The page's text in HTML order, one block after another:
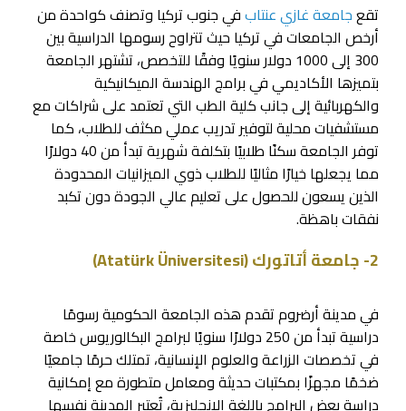
تقعجامعة غازي عنتابفي جنوب تركيا وتصنف كواحدة من
أرخص الجامعات في تركيا حيث تتراوح رسومها الدراسية بين
300 إلى 1000 دولار سنويًا وفقًا للتخصص، تشتهر الجامعة
بتميزها الأكاديمي في برامج الهندسة الميكانيكية
والكهربائية إلى جانب كلية الطب التي تعتمد على شراكات مع
مستشفيات محلية لتوفير تدريب عملي مكثف للطلاب، كما
توفر الجامعة سكنًا طلابيًا بتكلفة شهرية تبدأ من 40 دولارًا
مما يجعلها خيارًا مثاليًا للطلاب ذوي الميزانيات المحدودة
الذين يسعون للحصول على تعليم عالي الجودة دون تكبد
نفقات باهظة.
2- جامعة أتاتورك (Atatürk Üniversitesi)
في مدينة أرضروم تقدم هذه الجامعة الحكومية رسومًا
دراسية تبدأ من 250 دولارًا سنويًا لبرامج البكالوريوس خاصة
في تخصصات الزراعة والعلوم الإنسانية، تمتلك حرمًا جامعيًا
ضخمًا مجهزًا بمكتبات حديثة ومعامل متطورة مع إمكانية
دراسة بعض البرامج باللغة الإنجليزية، تُعتبر المدينة نفسها